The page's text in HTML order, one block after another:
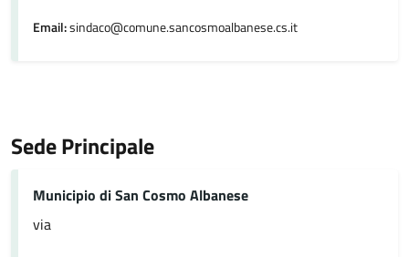
Email:sindaco@comune.sancosmoalbanese.cs.it
Sede Principale
Municipio di San Cosmo Albanese
via